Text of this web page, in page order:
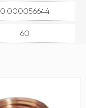
0.000056644
60